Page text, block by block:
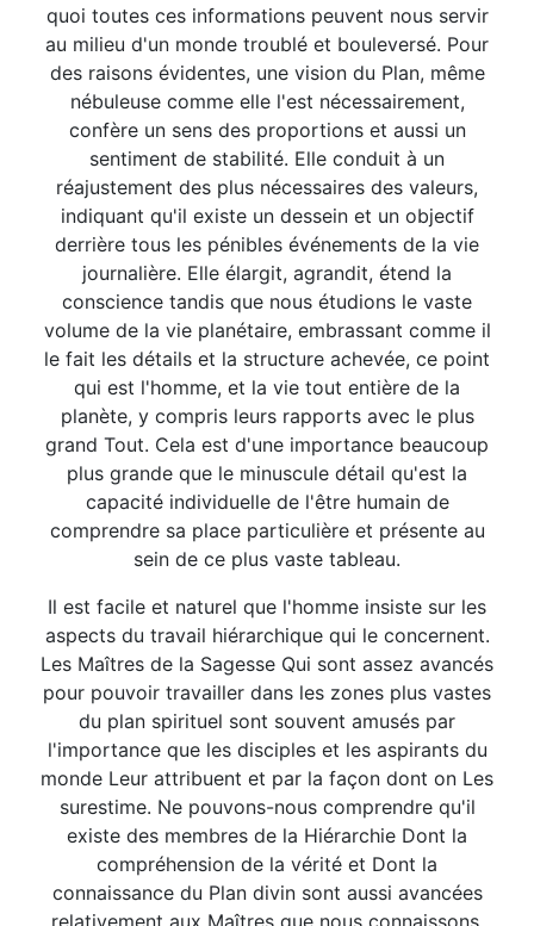
quoi toutes ces informations peuvent nous servir
au milieu d'un monde troublé et bouleversé. Pour
des raisons évidentes, une vision du Plan, même
nébuleuse comme elle l'est nécessairement,
confère un sens des proportions et aussi un
sentiment de stabilité. Elle conduit à un
réajustement des plus nécessaires des valeurs,
indiquant qu'il existe un dessein et un objectif
derrière tous les pénibles événements de la vie
journalière. Elle élargit, agrandit, étend la
conscience tandis que nous étudions le vaste
volume de la vie planétaire, embrassant comme il
le fait les détails et la structure achevée, ce point
qui est l'homme, et la vie tout entière de la
planète, y compris leurs rapports avec le plus
grand Tout. Cela est d'une importance beaucoup
plus grande que le minuscule détail qu'est la
capacité individuelle de l'être humain de
comprendre sa place particulière et présente au
sein de ce plus vaste tableau.
Il est facile et naturel que l'homme insiste sur les
aspects du travail hiérarchique qui le concernent.
Les Maîtres de la Sagesse Qui sont assez avancés
pour pouvoir travailler dans les zones plus vastes
du plan spirituel sont souvent amusés par
l'importance que les disciples et les aspirants du
monde Leur attribuent et par la façon dont on Les
surestime. Ne pouvons-nous comprendre qu'il
existe des membres de la Hiérarchie Dont la
compréhension de la vérité et Dont la
connaissance du Plan divin sont aussi avancées
relativement aux Maîtres que nous connaissons,